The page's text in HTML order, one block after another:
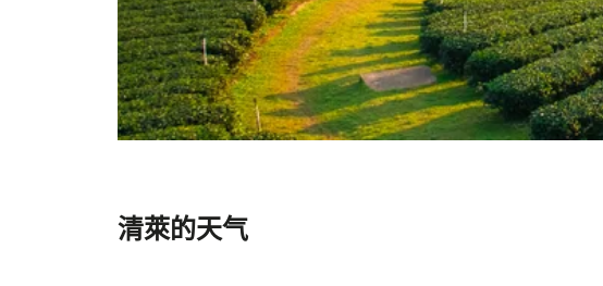
清萊的天气